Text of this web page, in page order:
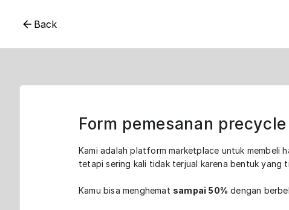
Back
Form pemesanan precycle
Kami adalah platform marketplace untuk membeli
tetapi sering kali tidak terjual karena bentuk yang
Kamu bisa menghemat sampai 50% dengan